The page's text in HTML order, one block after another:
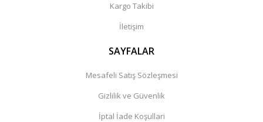
Kargo Takibi
İletişim
SAYFALAR
Mesafeli Satış Sözleşmesi
Gizlilik ve Güvenlik
İptal İade Koşullari